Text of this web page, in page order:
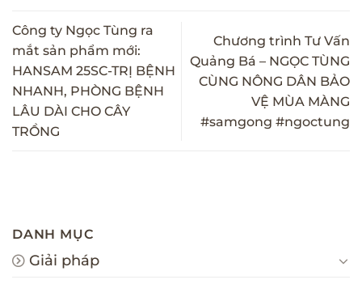
Công ty Ngọc Tùng ra
mắt sản phẩm mới:
HANSAM 25SC-TRỊ BỆNH
NHANH, PHÒNG BỆNH
LÂU DÀI CHO CÂY
TRỒNG
Chương trình Tư Vấn
Quảng Bá – NGỌC TÙNG
CÙNG NÔNG DÂN BẢO
VỆ MÙA MÀNG
#samgong #ngoctung
DANH MỤC
Giải pháp